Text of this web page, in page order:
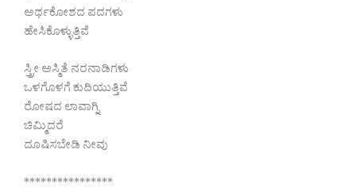
ಅರ್ಥಕೋಶದ ಪದಗಳು
ಹೇಸಿಕೊಳ್ಳುತ್ತಿವೆ
ಸ್ತ್ರೀ ಅಸ್ಮಿತೆ ನರನಾಡಿಗಳು
ಒಳಗೊಳಗೆ ಕುದಿಯುತ್ತಿವೆ
ರೋಷದ ಲಾವಾಗ್ನಿ
ಚಿಮ್ಮಿದರೆ
ದೂಷಿಸಬೇಡಿ ನೀವು
****************